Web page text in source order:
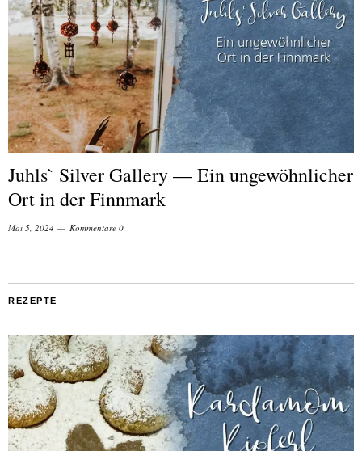
Juhls` Silver Gallery — Ein ungewöhnlicher
Ort in der Finnmark
Mai 5, 2024 Kommentare 0
REZEPTE